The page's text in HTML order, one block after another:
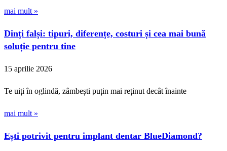
mai mult »
Dinți falși: tipuri, diferențe, costuri și cea mai bună
soluție pentru tine
15 aprilie 2026
Te uiți în oglindă, zâmbești puțin mai reținut decât înainte
mai mult »
Ești potrivit pentru implant dentar BlueDiamond?